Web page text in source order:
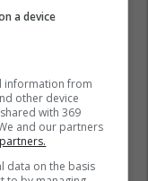
a device
information from
other device
with 369
and our partners
data on the basis